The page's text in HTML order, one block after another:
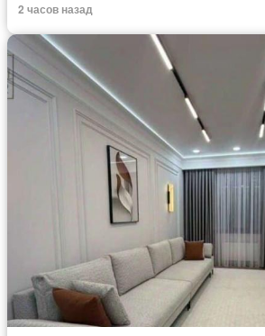
2 часов назад